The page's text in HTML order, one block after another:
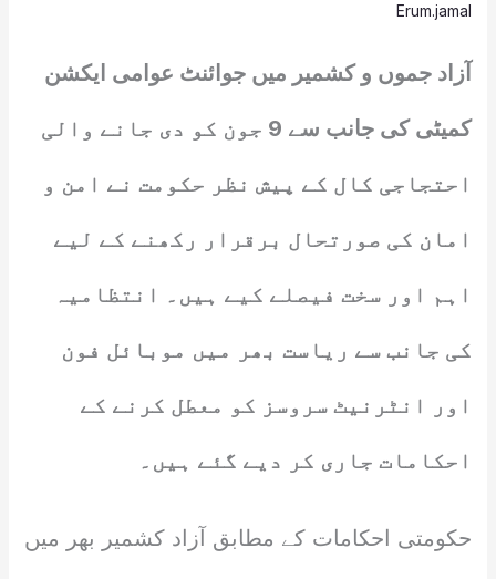
Erum.jamal
آزاد جموں و کشمیر میں جوائنٹ عوامی ایکشن
کمیٹی کی جانب سے 9 جون کو دی جانے والی
احتجاجی کال کے پیش نظر حکومت نے امن و
امان کی صورتحال برقرار رکھنے کے لیے
اہم اور سخت فیصلے کیے ہیں۔ انتظامیہ
کی جانب سے ریاست بھر میں موبائل فون
اور انٹرنیٹ سروسز کو معطل کرنے کے
احکامات جاری کر دیے گئے ہیں۔
حکومتی احکامات کے مطابق آزاد کشمیر بھر میں